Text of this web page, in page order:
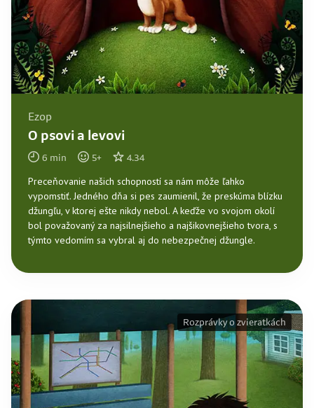
Ezop
O psovi a levovi
6 min 5+ 4.34
Preceňovanie našich schopností sa nám môže ľahko
vypomstiť. Jedného dňa si pes zaumienil, že preskúma blízku
džungľu, v ktorej ešte nikdy nebol. A keďže vo svojom okolí
bol považovaný za najsilnejšieho a najšikovnejšieho tvora, s
týmto vedomím sa vybral aj do nebezpečnej džungle.
Rozprávky o zvieratkách